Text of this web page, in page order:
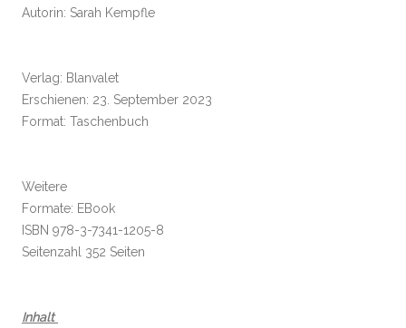
Autorin: Sarah Kempfle
Verlag: Blanvalet
Erschienen: 23. September 2023
Format: Taschenbuch
Weitere
Formate: EBook
ISBN 978-3-7341-1205-8
Seitenzahl 352 Seiten
Inhalt